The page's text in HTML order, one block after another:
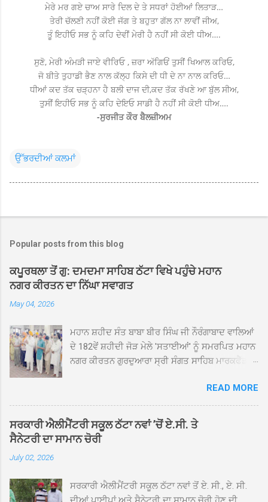
ਮੇਰੇ ਮਰ ਗਏ ਚਾਅ ਸਾਰੇ ਦਿਲ ਦੇ ਤੇ ਸਧਰਾਂ ਹੋਈਆਂ ਲਿਤਾੜ…
ਤੇਰੀ ਚੱਲਣੀ ਨਹੀਂ ਕੋਈ ਜੱਗ ਤੇ ਬਹੁਤਾ ਗੱਲ ਨਾ ਲਾਵੀਂ ਜੀਅ,
ਤੂੰ ਇਹੀਓ ਸਭ ਨੂੰ ਕਹਿ ਦੇਵੀਂ ਮੇਰੀ ਹੈ ਨਹੀਂ ਸੀ ਕੋਈ ਧੀਅ….
ਸੁਣੋ, ਮੇਰੀ ਅੰਮੜੀ ਜਾਏ ਵੀਰਿਓ , ਜ਼ਰਾ ਅੱਗਿਓਂ ਤੁਸੀਂ ਖਿਆਲ ਕਰਿਓ,
ਜੋ ਬੀਤੇ ਤੁਹਾਡੀ ਭੈਣ ਨਾਲ ਕੱਲ੍ਹ ਕਿਸੇ ਦੀ ਧੀ ਦੇ ਨਾ ਨਾਲ ਕਰਿਓ…
ਧੀਆਂ ਕਦ ਤੱਕ ਚੜ੍ਹਨਾ ਹੈ ਬਲੀ ਦਾਜ ਦੀ,ਕਦ ਤੱਕ ਰੱਖਣੇ ਆ ਬੁੱਲ ਸੀਅ,
ਤੁਸੀਂ ਇਹੀਓ ਸਭ ਨੂੰ ਕਹਿ ਦੇਇਓ ਸਾਡੀ ਹੈ ਨਹੀਂ ਸੀ ਕੋਈ ਧੀਅ….
-ਸੁਰਜੀਤ ਕੌਰ ਬੈਲਜ਼ੀਅਮ
ਉੱਭਰਦੀਆਂ ਕਲਮਾਂ
Popular posts from this blog
ਕਪੂਰਥਲਾ ਤੋਂ ਗੁ: ਦਮਦਮਾ ਸਾਹਿਬ ਠੱਟਾ ਵਿਖੇ ਪਹੁੰਚੇ ਮਹਾਨ
ਨਗਰ ਕੀਰਤਨ ਦਾ ਨਿੱਘਾ ਸਵਾਗਤ
May 04, 2026
ਮਹਾਨ ਸ਼ਹੀਦ ਸੰਤ ਬਾਬਾ ਬੀਰ ਸਿੰਘ ਜੀ ਨੌਰੰਗਾਬਾਦ ਵਾਲਿਆਂ
ਦੇ 182ਵੇਂ ਸ਼ਹੀਦੀ ਜੋੜ ਮੇਲੇ 'ਸਤਾਈਆਂ' ਨੂੰ ਸਮਰਪਿਤ ਮਹਾਨ
ਨਗਰ ਕੀਰਤਨ ਗੁਰਦੁਆਰਾ ਸ੍ਰੀ ਸੰਗਤ ਸਾਹਿਬ ਮਾਰਕਫੈੱਡ
ਸਰਪ੍ਰਸਤੀ ਹੇਠ, ਪੰਜ ਪਿਆਰਿਆਂ ਦੀ ਅਗਵਾਈ ਵਿੱਚ
ਮਹੱਲਾ ਸੰਤਪੁਰਾ ਤੋਂ ਪ੍ਰਾਰੰਭ ਹੋ ਕੇ ਪਿੰਡ ਭਗਤਪੁਰ,
ਭਗਵਾਨਪੁਰ, ਝੁੱਗੀਆਂ ਗੁਲਾਮ, ਮਜਾਦਪੁਰ, ਕੁੱਲੀਆਂ, ਰੱਤਾ ਨੌ
ਅਬਾਦ, ਕੋਲੀਆਂਵਾਲ, ਅੱਡਾ ਸਾਬੂਵਾਲ, ਦਰੀਏਵਾਲ,
ਵਿਖੇ ਪਹੁੰਚਣ ’ਤੇ ਮੁੱਖ ਸੇਵਾਦਾਰ ਸੰਤ ਬਾਬਾ ਹਰਜੀਤ ਸਿੰਘ ਤੇ
READ MORE
ਸਰਕਾਰੀ ਐਲੀਮੈਂਟਰੀ ਸਕੂਲ ਠੱਟਾ ਨਵਾਂ ’ਚੋਂ ਏ.ਸੀ. ਤੇ
ਸੈਨੇਟਰੀ ਦਾ ਸਾਮਾਨ ਚੋਰੀ
July 02, 2026
ਸਰਕਾਰੀ ਐਲੀਮੈਂਟਰੀ ਸਕੂਲ ਠੱਟਾ ਨਵਾਂ ਤੋਂ ਏ. ਸੀ., ਏ. ਸੀ.